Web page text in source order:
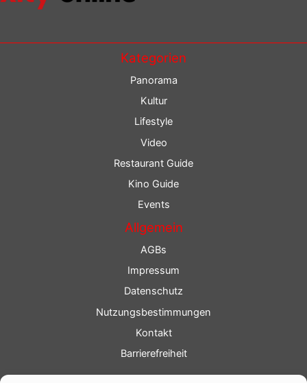
Kategorien
Panorama
Kultur
Lifestyle
Video
Restaurant Guide
Kino Guide
Events
Allgemein
AGBs
Impressum
Datenschutz
Nutzungsbestimmungen
Kontakt
Barrierefreiheit